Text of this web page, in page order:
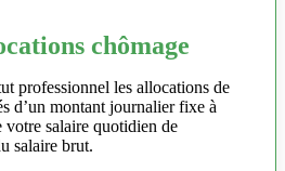
chômage
professionnel les allocations de
d’un montant journalier fixe à
votre salaire quotidien de
salaire brut.